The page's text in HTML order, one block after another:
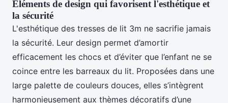
Éléments de design qui favorisent l'esthétique et
la sécurité
L'esthétique des tresses de lit 3m ne sacrifie jamais
la sécurité. Leur design permet d’amortir
efficacement les chocs et d’éviter que l’enfant ne se
coince entre les barreaux du lit. Proposées dans une
large palette de couleurs douces, elles s’intègrent
harmonieusement aux thèmes décoratifs d’une